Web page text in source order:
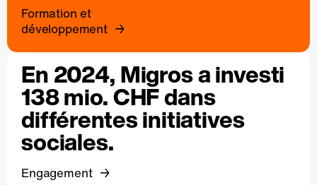
Formation et
développement
En 2024, Migros a investi
138 mio. CHF dans
différentes initiatives
sociales.
Engagement